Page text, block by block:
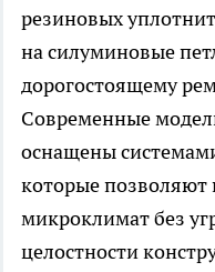
резиновых
на силуминовые
дорогостоящему
Современные
оснащены
которые
микроклимат без
целостности